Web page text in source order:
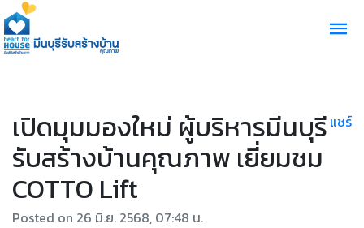
แชร์
เปิดมุมมองใหม่ ผู้บริหารมีนบุรี
รับสร้างบ้านคุณภาพ เยี่ยมชม
COTTO Lift
Posted on 26 มิ.ย. 2568, 07:48 น.